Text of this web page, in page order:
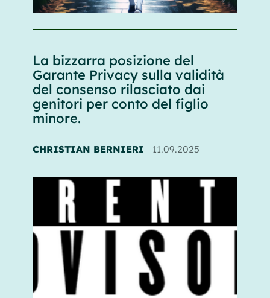
La bizzarra posizione del
Garante Privacy sulla validità
del consenso rilasciato dai
genitori per conto del figlio
minore.
CHRISTIAN BERNIERI 11.09.2025